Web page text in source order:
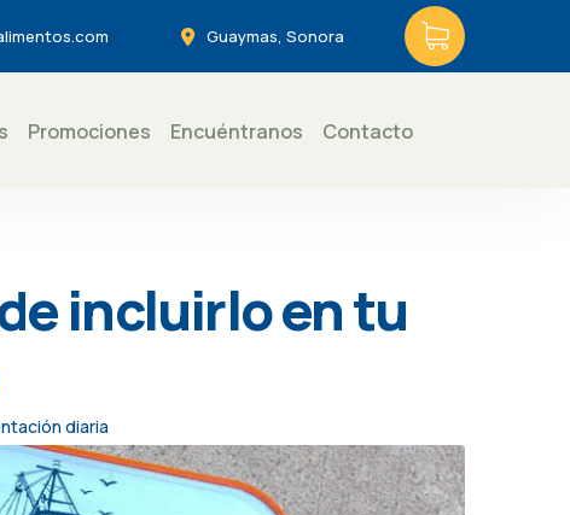
Guaymas, Sonora
Promociones Encuéntranos Contacto
incluirlo en tu
diaria